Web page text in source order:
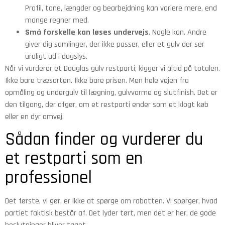
Profil, tone, længder og bearbejdning kan variere mere, end
mange regner med.
Små forskelle kan løses undervejs. Nogle kan. Andre
giver dig samlinger, der ikke passer, eller et gulv der ser
uroligt ud i dagslys.
Når vi vurderer et Douglas gulv restparti, kigger vi altid på totalen.
Ikke bare træsorten. Ikke bare prisen. Men hele vejen fra
opmåling og undergulv til lægning, gulvvarme og slutfinish. Det er
den tilgang, der afgør, om et restparti ender som et klogt køb
eller en dyr omvej.
Sådan finder og vurderer du
et restparti som en
professionel
Det første, vi gør, er ikke at spørge om rabatten. Vi spørger, hvad
partiet faktisk består af. Det lyder tørt, men det er her, de gode